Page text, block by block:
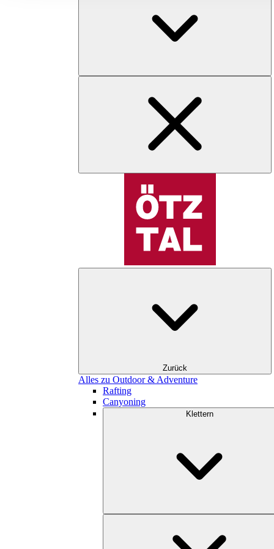
Zurück
Alles zu Outdoor & Adventure
Rafting
Canyoning
Klettern